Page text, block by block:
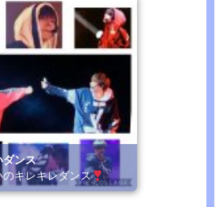
ダンス
のキレキレダンス